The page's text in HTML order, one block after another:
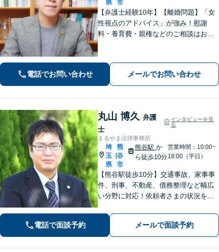
県
市
【弁護士経験10年】【離婚問題】「女
性視点のアドバイス」が強み！慰謝
料・養育費・親権などのご相談はお任
ます。その他、交通事故、借金・債務
整理にも対応。
電話でお問い合わせ メールでお問い合わせ
丸山 博久 弁護
士
インタビューを見
る
まるやま法律事務所
埼
玉
県
|
熊
谷
市
熊谷駅 か
ら徒歩10分
営業時間：10:00~
18:00（平日）
【熊谷駅徒歩10分】交通事故、家事事
件、刑事、不動産、債務整理など幅広
い分野に対応！依頼者さまの状況を十
解決策をご提案いたします。お気軽に
ご相談ください。【法テラス利用可】
【駐車場あり】
電話で面談予約 メールで面談予約